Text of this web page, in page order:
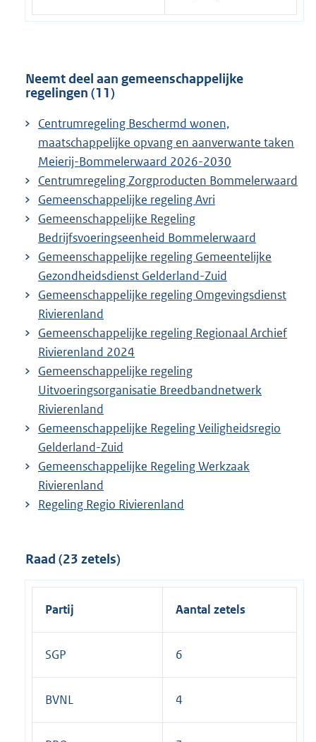
Neemt deel aan gemeenschappelijke
regelingen (11)
Centrumregeling Beschermd wonen,
maatschappelijke opvang en aanverwante taken
Meierij-Bommelerwaard 2026-2030
Centrumregeling Zorgproducten Bommelerwaard
Gemeenschappelijke regeling Avri
Gemeenschappelijke Regeling
Bedrijfsvoeringseenheid Bommelerwaard
Gemeenschappelijke regeling Gemeentelijke
Gezondheidsdienst Gelderland-Zuid
Gemeenschappelijke regeling Omgevingsdienst
Rivierenland
Gemeenschappelijke regeling Regionaal Archief
Rivierenland 2024
Gemeenschappelijke regeling
Uitvoeringsorganisatie Breedbandnetwerk
Rivierenland
Gemeenschappelijke Regeling Veiligheidsregio
Gelderland-Zuid
Gemeenschappelijke Regeling Werkzaak
Rivierenland
Regeling Regio Rivierenland
Raad (23 zetels)
Partij Aantal zetels
SGP 6
BVNL 4